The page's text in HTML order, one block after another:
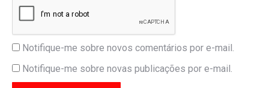
Notifique-me sobre novos comentários por e-mail.
Notifique-me sobre novas publicações por e-mail.